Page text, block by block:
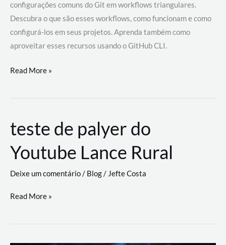
configurações comuns do Git em workflows triangulares.
Descubra o que são esses workflows, como funcionam e como
configurá-los em seus projetos. Aprenda também como
aproveitar esses recursos usando o GitHub CLI.
GitHub
revoluciona
de
trabalho
com
a
workflows
Read More »
teste de palyer do
Youtube Lance Rural
Deixe um comentário/ Blog/ Jefte Costa
teste
palyer
Read More »